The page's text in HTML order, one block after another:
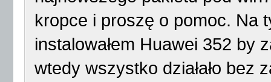
kropce i proszę o pomoc. Na
instalowałem Huawei 352 by
wtedy wszystko działało bez